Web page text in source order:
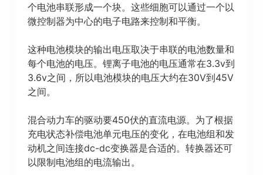
个电池串联形成一个块。这些细胞可以通过一个以
微控制器为中心的电子电路来控制和平衡。
这种电池模块的输出电压取决于串联的电池数量和
每个电池的电压。锂离子电池的电压通常在3.3v到
3.6v之间，所以电池模块的电压大约在30V到45V
之间。
混合动力车的驱动要450伏的直流电源。为了根据
充电状态补偿电池单元电压的变化，在电池组和发
动机之间连接dc-dc变换器是合适的。转换器还可
以限制电池组的电流输出。